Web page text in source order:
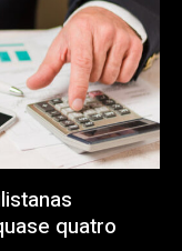
quatro